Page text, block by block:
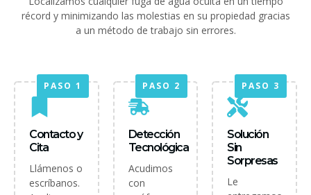
récord y minimizando las molestias en su propiedad gracias
a un método de trabajo sin errores.
PASO 1
Contacto y
Cita
Llámenos o
escríbanos.
PASO 2
Detección
Tecnológica
Acudimos
con
PASO 3
Solución
Sin
Sorpresas
Le